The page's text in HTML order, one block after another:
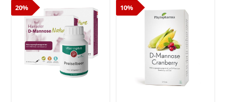
20% 10%